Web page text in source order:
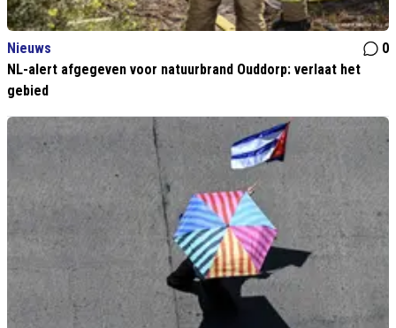
Nieuws
0
NL-alert afgegeven voor natuurbrand Ouddorp: verlaat het
gebied